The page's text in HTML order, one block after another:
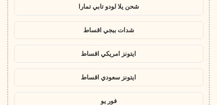
شحن يلا لودو تابي تمارا
شدات ببجي اقساط
ايتونز امريكي اقساط
ايتونز سعودي اقساط
فور يو